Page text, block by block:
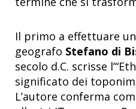
Il primo a effettuare
geografo Stefano di
secolo d.C. scrisse
significato dei
L’autore conferma